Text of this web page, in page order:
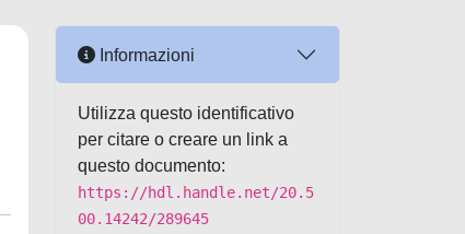
Informazioni
Utilizza questo identificativo
per citare o creare un link a
questo documento:
https://hdl.handle.net/20.5
00.14242/289645